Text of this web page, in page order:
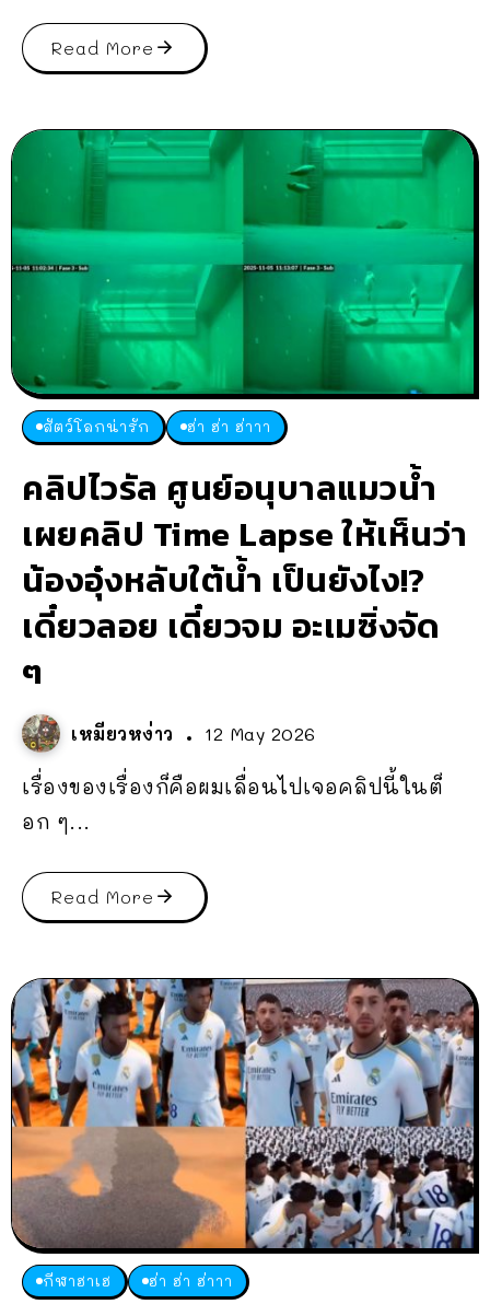
Read More
สัตว์โลกน่ารัก ฮ่า ฮ่า ฮ่าาา
คลิปไวรัล ศูนย์อนุบาลแมวน้ำ
เผยคลิป Time Lapse ให้เห็นว่า
น้องอุ๋งหลับใต้น้ำ เป็นยังไง!?
เดี๋ยวลอย เดี๋ยวจม อะเมซิ่งจัด
ๆ
เหมียวหง่าว 12 May 2026
เรื่องของเรื่องก็คือผมเลื่อนไปเจอคลิปนี้ในต็
อก ๆ...
Read More
กีฬาฮาเฮ ฮ่า ฮ่า ฮ่าาา